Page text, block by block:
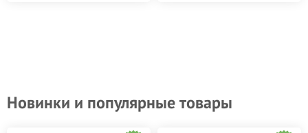
Новинки и популярные товары